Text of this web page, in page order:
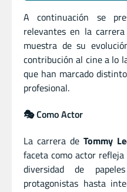
A continuación se
relevantes en la
muestra de su
contribución al cine a lo
que han marcado
profesional.
🎭 Como Actor
La carrera de Tommy
faceta como actor
diversidad de
protagonistas hasta